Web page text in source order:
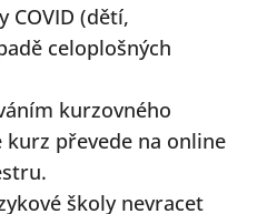
COVID (dětí,
celoplošných
kurzovného
kurz převede na online
školy nevracet